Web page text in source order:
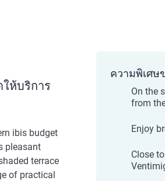
ห้บริการ
ibis budget
pleasant
terrace
of practical
ความพิเศษ
On the
from
Enjoy
Close